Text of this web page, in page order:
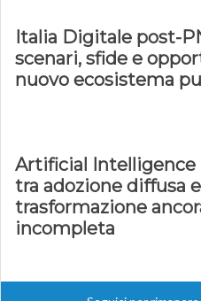
Italia Digitale post-
scenari, sfide e
nuovo ecosistema
Artificial Intelligence
tra adozione diffusa e
trasformazione
incompleta